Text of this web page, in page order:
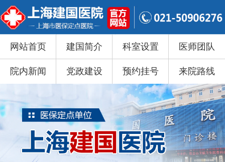
网站首页 建国简介 科室设置 医师团队
院内新闻 党政建设 预约挂号 来院路线